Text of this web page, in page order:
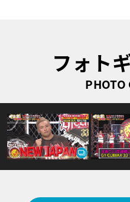
フォト
PHOTO